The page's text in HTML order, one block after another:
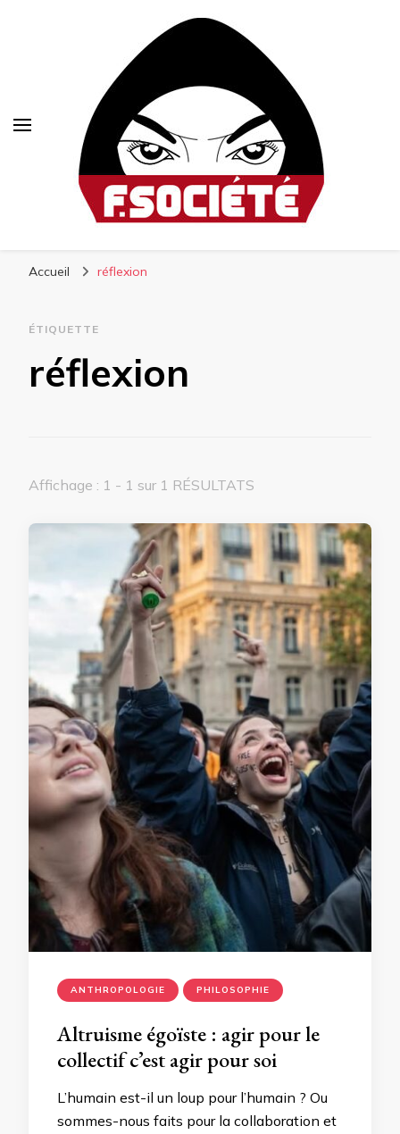
Accueil réflexion
ÉTIQUETTE
réflexion
Affichage : 1 - 1 sur 1 RÉSULTATS
ANTHROPOLOGIE PHILOSOPHIE
Altruisme égoïste : agir pour le
collectif c’est agir pour soi
L’humain est-il un loup pour l’humain ? Ou
sommes-nous faits pour la collaboration et